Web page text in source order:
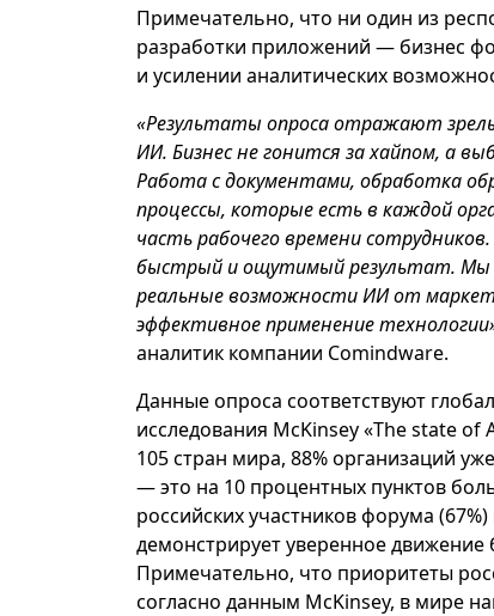
Примечательно, что ни один из
разработки приложений — бизнес
и усилении аналитических
«Результаты опроса отражают
ИИ. Бизнес не гонится за хайпом, а
Работа с документами, обработка
процессы, которые есть в каждой
часть рабочего времени
быстрый и ощутимый результат. Мы
реальные возможности ИИ от
эффективное применение
аналитик компании Comindware.
Данные опроса соответствуют
исследования McKinsey «The state
105 стран мира, 88% организаций
— это на 10 процентных пунктов
российских участников форума
демонстрирует уверенное движение
Примечательно, что приоритеты
согласно данным McKinsey, в мире